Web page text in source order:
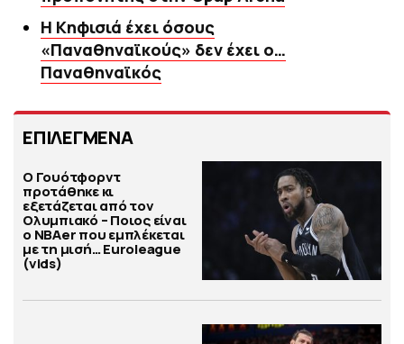
Η Κηφισιά έχει όσους
«Παναθηναϊκούς» δεν έχει ο…
Παναθηναϊκός
ΕΠΙΛΕΓΜΕΝΑ
Ο Γουότφορντ
προτάθηκε κι
εξετάζεται από τον
Ολυμπιακό – Ποιος είναι
ο ΝΒΑer που εμπλέκεται
με τη μισή… Euroleague
(vids)